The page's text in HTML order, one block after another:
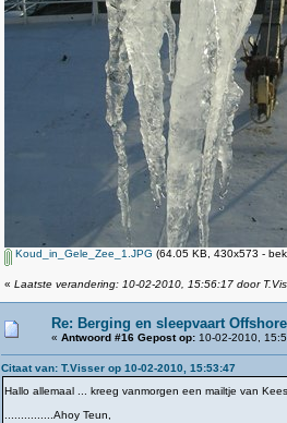
Koud_in_Gele_Zee_1.JPG (64.05 KB, 430x573 -
« Laatste verandering: 10-02-2010, 15:56:17 door
Re: Berging en sleepvaart Offshore
« Antwoord #16 Gepost op:10-02-2010,
Citaat van: T.Visser op 10-02-2010, 15:53:47
Hallo allemaal ... kreeg vanmorgen een mailtje van
...............Ahoy Teun,